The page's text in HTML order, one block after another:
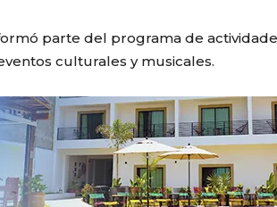
parte del programa de
culturales y musicales.